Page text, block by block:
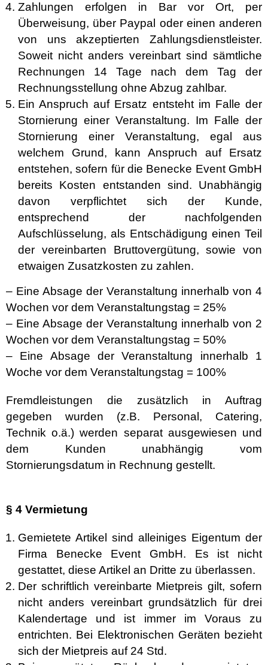
Zahlungen erfolgen in Bar vor Ort, per
Überweisung, über Paypal oder einen anderen
von uns akzeptierten Zahlungsdienstleister.
Soweit nicht anders vereinbart sind sämtliche
Rechnungen 14 Tage nach dem Tag der
Rechnungsstellung ohne Abzug zahlbar.
Ein Anspruch auf Ersatz entsteht im Falle der
Stornierung einer Veranstaltung. Im Falle der
Stornierung einer Veranstaltung, egal aus
welchem Grund, kann Anspruch auf Ersatz
entstehen, sofern für die Benecke Event GmbH
bereits Kosten entstanden sind. Unabhängig
davon verpflichtet sich der Kunde,
entsprechend der nachfolgenden
Aufschlüsselung, als Entschädigung einen Teil
der vereinbarten Bruttovergütung, sowie von
etwaigen Zusatzkosten zu zahlen.
– Eine Absage der Veranstaltung innerhalb von 4
Wochen vor dem Veranstaltungstag = 25%
– Eine Absage der Veranstaltung innerhalb von 2
Wochen vor dem Veranstaltungstag = 50%
– Eine Absage der Veranstaltung innerhalb 1
Woche vor dem Veranstaltungstag = 100%
Fremdleistungen die zusätzlich in Auftrag
gegeben wurden (z.B. Personal, Catering,
Technik o.ä.) werden separat ausgewiesen und
dem Kunden unabhängig vom
Stornierungsdatum in Rechnung gestellt.
§ 4 Vermietung
Gemietete Artikel sind alleiniges Eigentum der
Firma Benecke Event GmbH. Es ist nicht
gestattet, diese Artikel an Dritte zu überlassen.
Der schriftlich vereinbarte Mietpreis gilt, sofern
nicht anders vereinbart grundsätzlich für drei
Kalendertage und ist immer im Voraus zu
entrichten. Bei Elektronischen Geräten bezieht
sich der Mietpreis auf 24 Std.